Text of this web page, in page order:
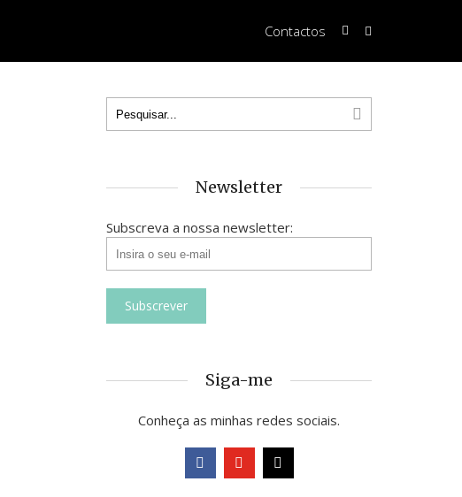
Contactos
Newsletter
Subscreva a nossa newsletter:
Siga-me
Conheça as minhas redes sociais.